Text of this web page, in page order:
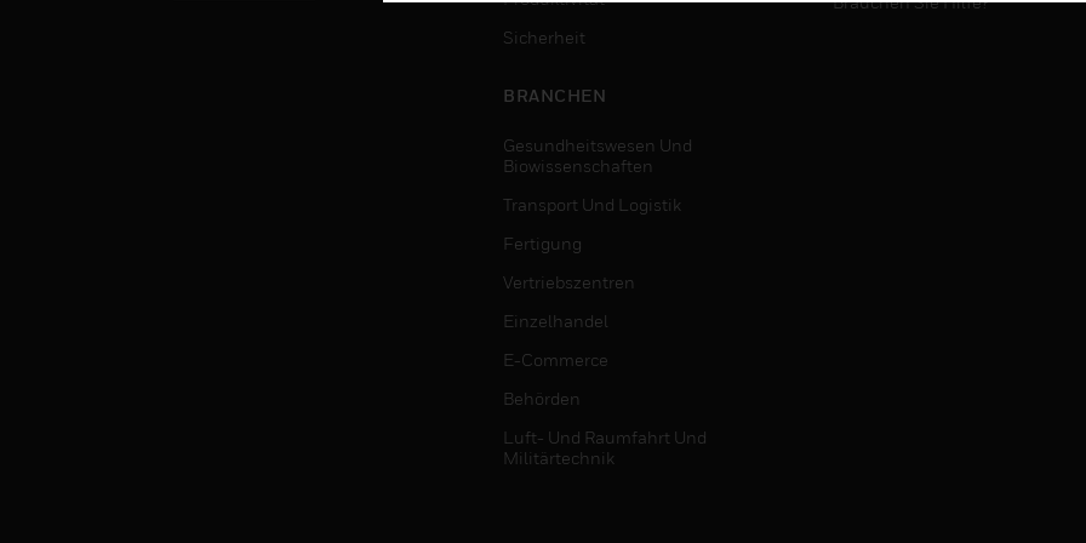
Sicherheit
BRANCHEN
Gesundheitswesen Und
Biowissenschaften
Transport Und Logistik
Fertigung
Vertriebszentren
Einzelhandel
E-Commerce
Behörden
Luft- Und Raumfahrt Und
Militärtechnik